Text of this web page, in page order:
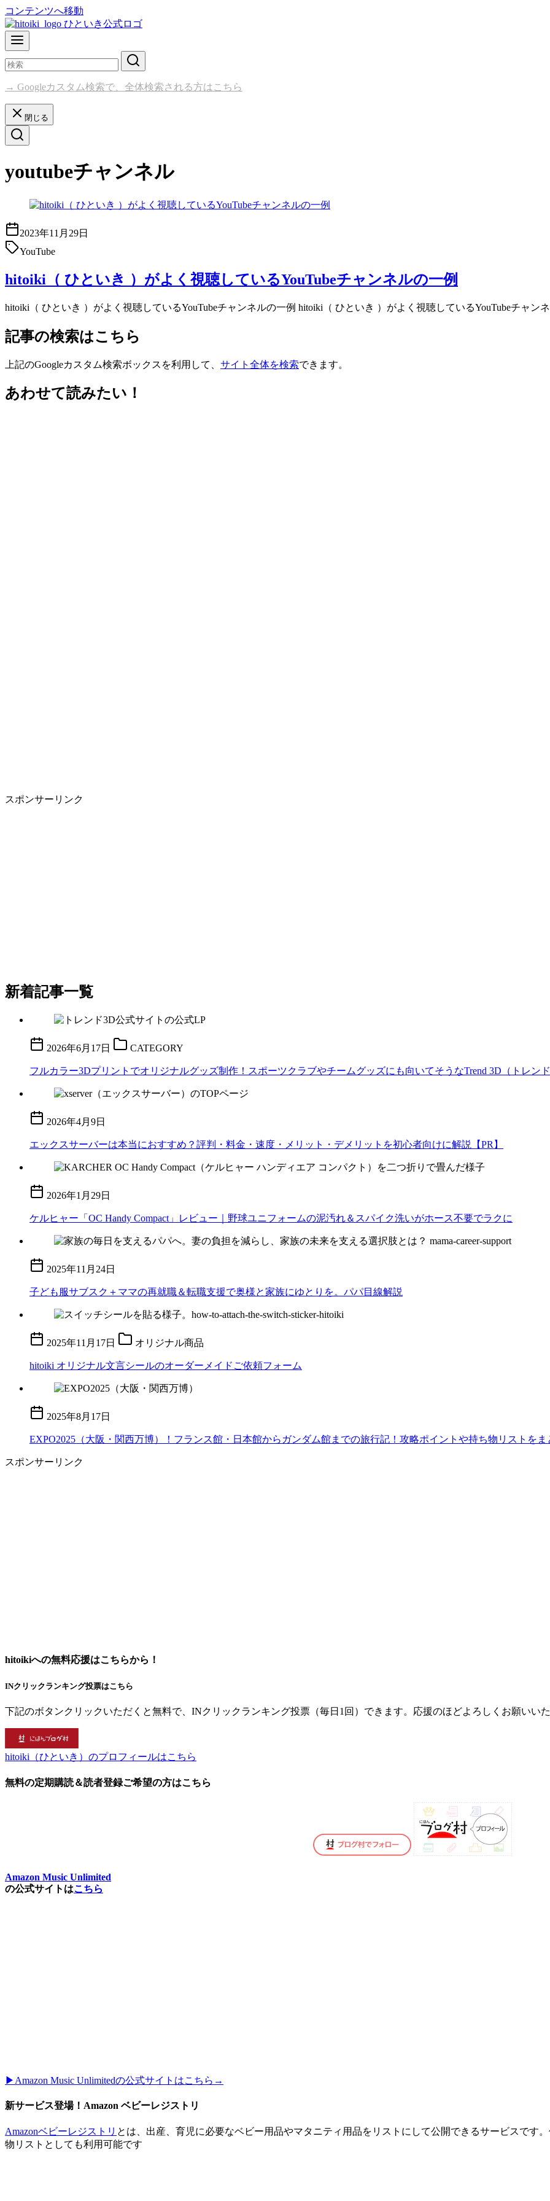
コンテンツへ移動
→ Googleカスタム検索で、全体検索される方はこちら
閉じる
youtubeチャンネル
2023年11月29日
YouTube
hitoiki（ ひといき ）がよく視聴しているYouTubeチャンネルの一例
hitoiki（ ひといき ）がよく視聴しているYouTubeチャンネルの一例 hitoiki（ ひといき ）がよく視聴しているYouTubeチャ
記事の検索はこちら
上記のGoogleカスタム検索ボックスを利用して、 サイト全体を検索できます。
あわせて読みたい！
スポンサーリンク
新着記事一覧
2026年6月17日 CATEGORY
フルカラー3Dプリントでオリジナルグッズ制作！スポーツクラブやチームグッズにも向いてそうなTrend 3D（トレン
2026年4月9日
エックスサーバーは本当におすすめ？評判・料金・速度・メリット・デメリットを初心者向けに解説【PR】
2026年1月29日
ケルヒャー「OC Handy Compact」レビュー｜野球ユニフォームの泥汚れ＆スパイク洗いがホース不要でラクに
2025年11月24日
子ども服サブスク＋ママの再就職＆転職支援で奥様と家族にゆとりを。パパ目線解説
2025年11月17日 オリジナル商品
hitoiki オリジナル文言シールのオーダーメイドご依頼フォーム
2025年8月17日
EXPO2025（大阪・関西万博）！フランス館・日本館からガンダム館までの旅行記！攻略ポイントや持ち物リストをま
スポンサーリンク
hitoikiへの無料応援はこちらから！
INクリックランキング投票はこちら
下記のボタンクリックいただくと無料で、INクリックランキング投票（毎日1回）できます。応援のほどよろしくお願いい
hitoiki（ひといき）のプロフィールはこちら
無料の定期購読＆読者登録ご希望の方はこちら
Amazon Music Unlimited
の公式サイトはこちら
▶︎Amazon Music Unlimitedの公式サイトはこちら→
新サービス登場！Amazon ベビーレジストリ
Amazonベビーレジストリ とは、出産、育児に必要なベビー用品やマタニティ用品をリストにして公開できるサービスです
物リストとしても利用可能です